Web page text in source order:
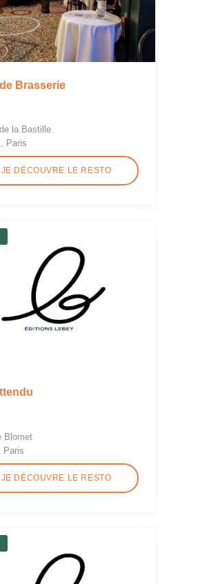
Brasserie
la Bastille
Paris
JE DÉCOUVRE LE RESTO
Blomet
Paris
JE DÉCOUVRE LE RESTO